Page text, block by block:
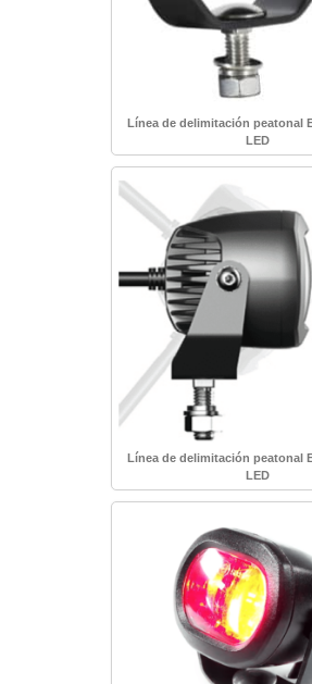
Línea de delimitación peatonal
LED
Línea de delimitación peatonal
LED